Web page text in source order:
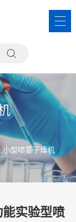
小型喷雾干燥机
实验型喷